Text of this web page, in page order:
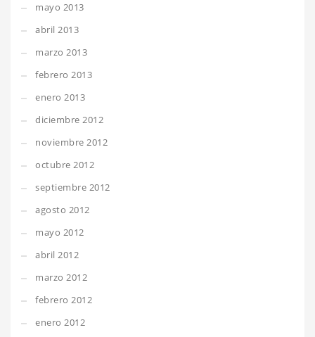
mayo 2013
abril 2013
marzo 2013
febrero 2013
enero 2013
diciembre 2012
noviembre 2012
octubre 2012
septiembre 2012
agosto 2012
mayo 2012
abril 2012
marzo 2012
febrero 2012
enero 2012